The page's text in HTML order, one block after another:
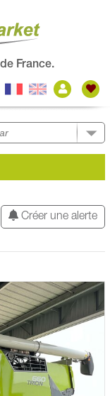
France.
Créer une alerte